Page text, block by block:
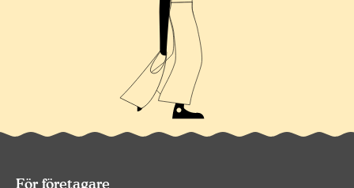
För företagare